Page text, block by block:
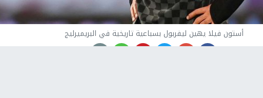
أستون فيلا يهين ليفربول بسباعية تاريخية في البريميرليج